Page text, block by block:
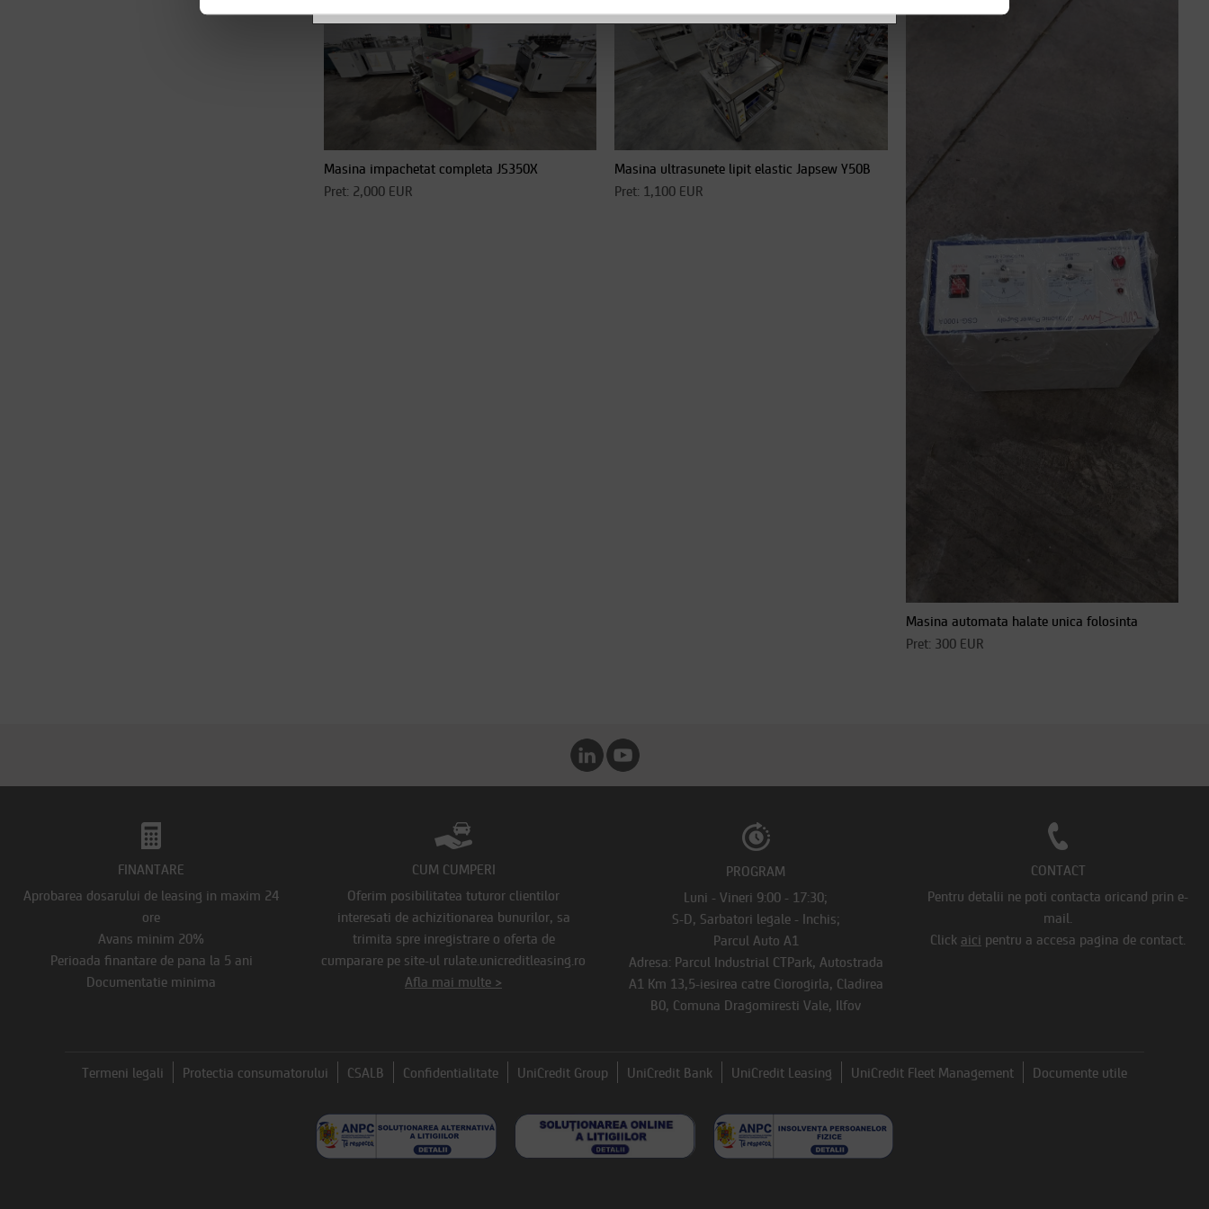
Masina impachetat completa JS350X
Pret: 2,000 EUR
Masina ultrasunete lipit elastic Japsew Y50B
Pret: 1,100 EUR
Masina automata halate unica folosinta
Pret: 300 EUR
FINANTARE
Aprobarea dosarului de leasing in maxim 24
ore
Avans minim 20%
Perioada finantare de pana la 5 ani
Documentatie minima
CUM CUMPERI
Oferim posibilitatea tuturor clientilor
interesati de achizitionarea bunurilor, sa
trimita spre inregistrare o oferta de
cumparare pe site-ul rulate.unicreditleasing.ro
Afla mai multe >
PROGRAM
Luni - Vineri 9:00 - 17:30;
S-D, Sarbatori legale - Inchis;
Parcul Auto A1
Adresa: Parcul Industrial CTPark, Autostrada
A1 Km 13,5-iesirea catre Ciorogirla, Cladirea
B0, Comuna Dragomiresti Vale, Ilfov
CONTACT
Pentru detalii ne poti contacta oricand prin e-
mail.
Click aici pentru a accesa pagina de contact.
Termeni legali Protectia consumatorului CSALB Confidentialitate UniCredit Group UniCredit Bank UniCredit Leasing UniCredit Fleet Management Documente utile